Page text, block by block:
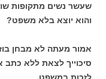
שעשר נשים מתקופות
והוא יוצא בלא משפט?
אמור מעתה לא מבחן
סיכוייך לצאת ללא כתב
לזכות במשפט.